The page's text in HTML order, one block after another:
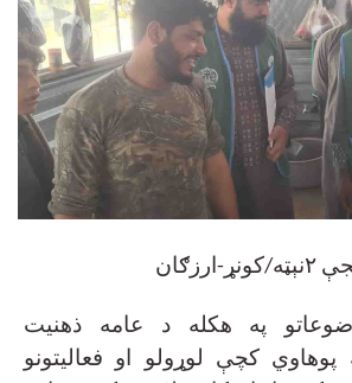
په هکله د عامه ذهنیت
پوهاوي کچې لوړولو او فعالیتونو